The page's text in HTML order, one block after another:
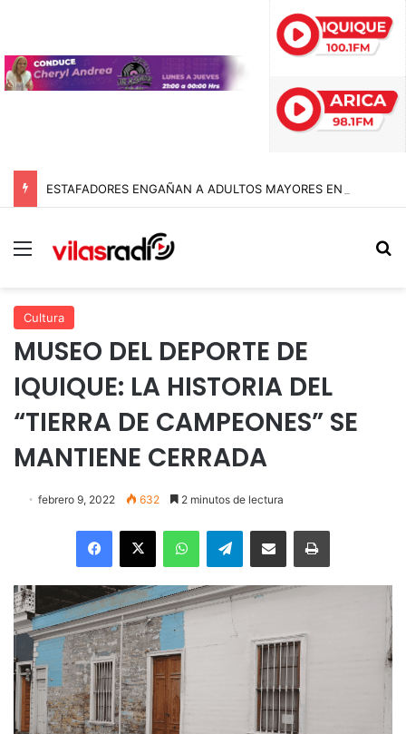
Menú
Cultura
MUSEO DEL DEPORTE DE
IQUIQUE: LA HISTORIA DEL
“TIERRA DE CAMPEONES” SE
MANTIENE CERRADA
febrero 9, 2022 632 2 minutos de lectura
Facebook
X WhatsAppTelegramEnviar vía email Imprimir